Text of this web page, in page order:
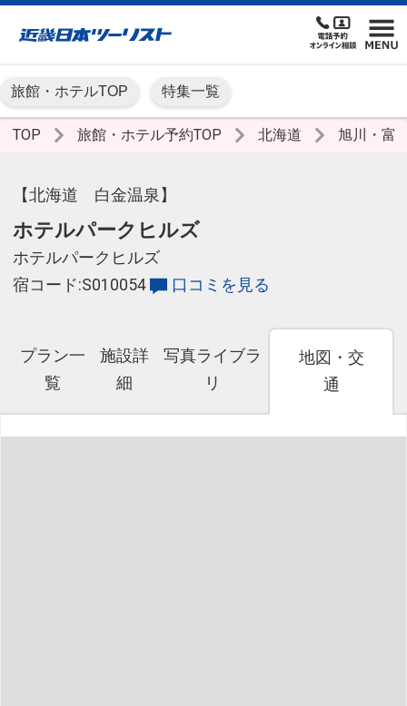
旅館・ホテルTOP 特集一覧
TOP 旅館・ホテル予約TOP 北海道 旭川・富
【北海道 白金温泉】
ホテルパークヒルズ
ホテルパークヒルズ
宿コード:S010054
口コミを見る
プラン一
覧
施設詳
細
写真ライブラ
リ
地図・交
通